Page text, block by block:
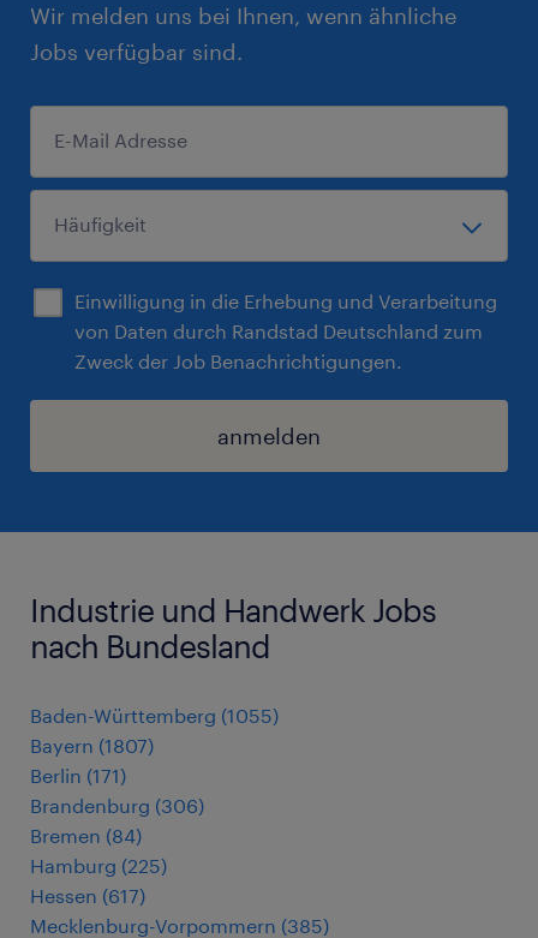
Wir melden uns bei Ihnen, wenn ähnliche
Jobs verfügbar sind.
Einwilligung in die Erhebung und Verarbeitung
von Daten durch Randstad Deutschland zum
Zweck der Job Benachrichtigungen.
anmelden
Industrie und Handwerk Jobs
nach Bundesland
Baden-Württemberg (1055)
Bayern (1807)
Berlin (171)
Brandenburg (306)
Bremen (84)
Hamburg (225)
Hessen (617)
Mecklenburg-Vorpommern (385)